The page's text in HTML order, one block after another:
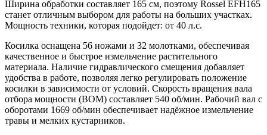
Ширина обработки составляет 165 см, поэтому Rossel EFH165
станет отличным выбором для работы на больших участках.
Мощность техники, которая подойдет: от 40 л.с.
Косилка оснащена 56 ножами и 32 молотками, обеспечивая
качественное и быстрое измельчение растительного
материала. Наличие гидравлического смещения добавляет
удобства в работе, позволяя легко регулировать положение
косилки в зависимости от условий. Скорость вращения вала
отбора мощности (ВОМ) составляет 540 об/мин. Рабочий вал с
оборотами 1669 об/мин обеспечивает надёжное измельчение
травы и мелких кустарников.